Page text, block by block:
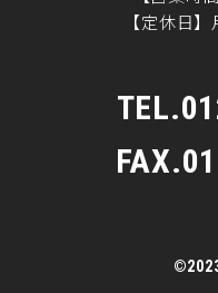
【定休日
TEL.